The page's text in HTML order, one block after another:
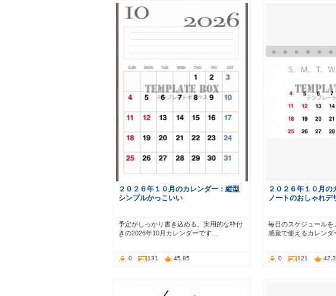
２０２６年１０月のカレンダー：縦型
シンプルかっこいい
予定がしっかり書き込める、実用的な枠付
きの2026年10月カレンダーです…
0 131 45.85
２０２６年１０月の
ノートのおしゃれデ
毎日のスケジュールを
感覚で使えるカレンダ
0 121